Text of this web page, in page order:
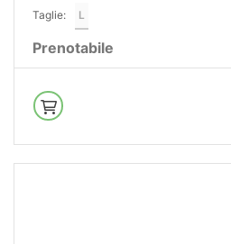
Taglie: L
Prenotabile